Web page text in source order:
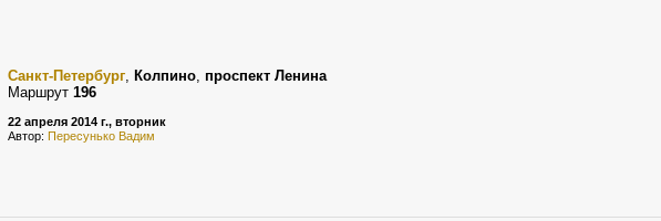
Санкт-Петербург, Колпино, проспект Ленина
Маршрут 196
22 апреля 2014 г., вторник
Автор: Пересунько Вадим